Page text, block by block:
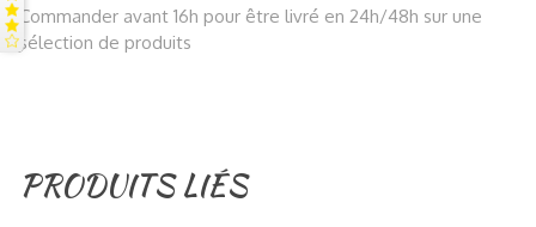
Commander avant 16h pour être livré en 24h/48h sur une
sélection de produits
PRODUITS LIÉS